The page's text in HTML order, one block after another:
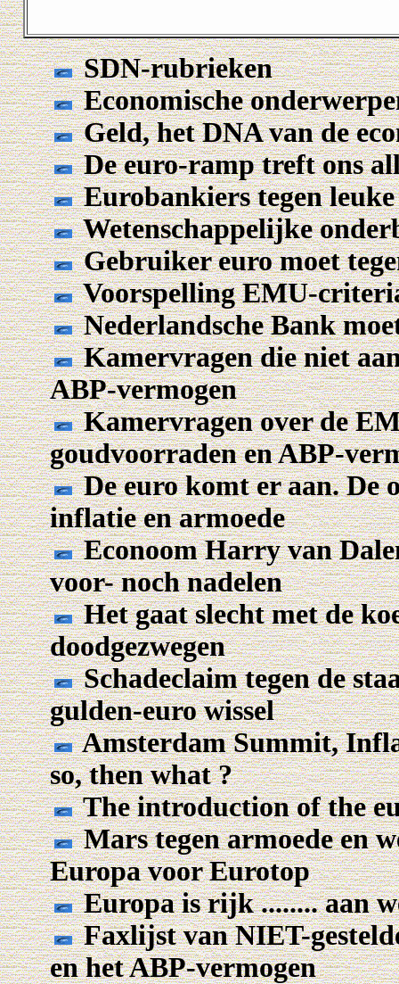
SDN-rubrieken
Economische
Geld, het DNA van de
De euro-ramp treft ons
Eurobankiers tegen
Wetenschappelijke
Gebruiker euro moet
Voorspelling EMU-
Nederlandsche Bank
Kamervragen die niet
ABP-vermogen
Kamervragen over de
goudvoorraden en ABP-
De euro komt er aan. De
inflatie en armoede
Econoom Harry van
voor- noch nadelen
Het gaat slecht met de
doodgezwegen
Schadeclaim tegen de
gulden-euro wissel
Amsterdam Summit,
so, then what ?
The introduction of the
Mars tegen armoede en
Europa voor Eurotop
Europa is rijk ........ aan
Faxlijst van NIET-
en het ABP-vermogen